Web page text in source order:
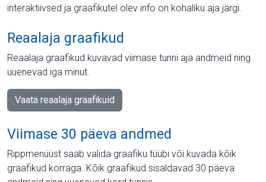
interaktiivsed ja graafikutel olev info on kohaliku aja järgi.
Reaalaja graafikud
Reaalaja graafikud kuvavad viimase tunni aja andmeid ning
uuenevad iga minut.
Vaata reaalaja graafikuid
Viimase 30 päeva andmed
Rippmenüüst saab valida graafiku tüübi või kuvada kõik
graafikud korraga. Kõik graafikud sisaldavad 30 päeva